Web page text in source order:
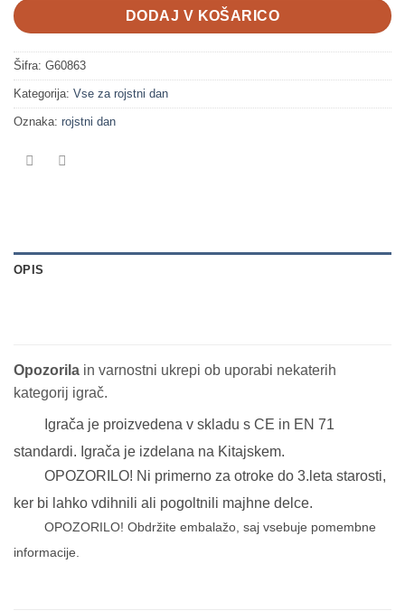
DODAJ V KOŠARICO
Šifra: G60863
Kategorija: Vse za rojstni dan
Oznaka: rojstni dan
OPIS
Opozorila in varnostni ukrepi ob uporabi nekaterih
kategorij igrač.
Igrača je proizvedena v skladu s CE in EN 71
standardi. Igrača je izdelana na Kitajskem.
OPOZORILO! Ni primerno za otroke do 3.leta starosti,
ker bi lahko vdihnili ali pogoltnili majhne delce.
OPOZORILO! Obdržite embalažo, saj vsebuje pomembne
informacije.